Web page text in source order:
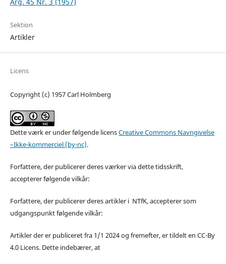
Sektion
Artikler
Licens
Copyright (c) 1957 Carl Holmberg
Dette værk er under følgende licensCreative Commons Navngivelse
–Ikke-kommerciel (by-nc).
Forfattere, der publicerer deres værker via dette tidsskrift,
accepterer følgende vilkår:
Forfattere, der publicerer deres artikler i NTfK, accepterer som
udgangspunkt følgende vilkår:
Artikler der er publiceret fra 1/1 2024 og fremefter, er tildelt en CC-By
4.0 Licens. Dette indebærer, at